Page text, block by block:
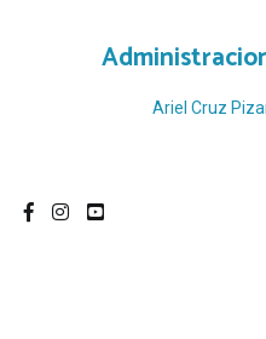
Ariel Cruz